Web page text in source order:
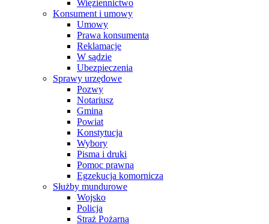
Więziennictwo
Konsument i umowy
Umowy
Prawa konsumenta
Reklamacje
W sądzie
Ubezpieczenia
Sprawy urzędowe
Pozwy
Notariusz
Gmina
Powiat
Konstytucja
Wybory
Pisma i druki
Pomoc prawna
Egzekucja komornicza
Służby mundurowe
Wojsko
Policja
Straż Pożarna